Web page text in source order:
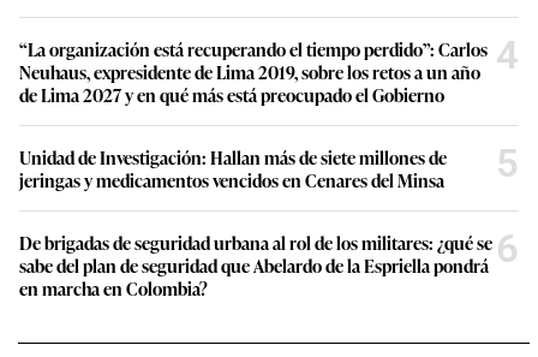
“La organización está recuperando el tiempo perdido”: Carlos
Neuhaus, expresidente de Lima 2019, sobre los retos a un año
de Lima 2027 y en qué más está preocupado el Gobierno
4
Unidad de Investigación: Hallan más de siete millones de
jeringas y medicamentos vencidos en Cenares del Minsa
5
De brigadas de seguridad urbana al rol de los militares: ¿qué se
sabe del plan de seguridad que Abelardo de la Espriella pondrá
en marcha en Colombia?
6